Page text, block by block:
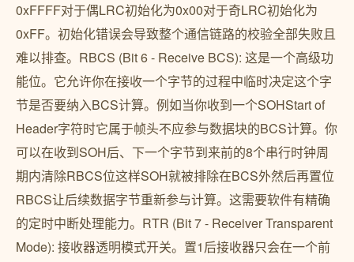
0xFFFF对于偶LRC初始化为0x00对于奇LRC初始化为
0xFF。初始化错误会导致整个通信链路的校验全部失败且
难以排查。RBCS (Bit 6 - Receive BCS): 这是一个高级功
能位。它允许你在接收一个字节的过程中临时决定这个字
节是否要纳入BCS计算。例如当你收到一个SOHStart of
Header字符时它属于帧头不应参与数据块的BCS计算。你
可以在收到SOH后、下一个字节到来前的8个串行时钟周
期内清除RBCS位这样SOH就被排除在BCS外然后再置位
RBCS让后续数据字节重新参与计算。这需要软件有精确
的定时中断处理能力。RTR (Bit 7 - Receiver Transparent
Mode): 接收器透明模式开关。置1后接收器只会在一个前